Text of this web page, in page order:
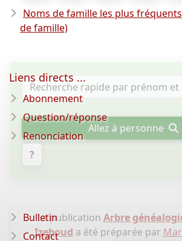
Noms de famille les plus
de famille)
Allez à personne
?
La publication Arbre
Izeboud a été préparée par
Liens directs ...
Abonnement
Question/réponse
Renonciation
Bulletin
Contact